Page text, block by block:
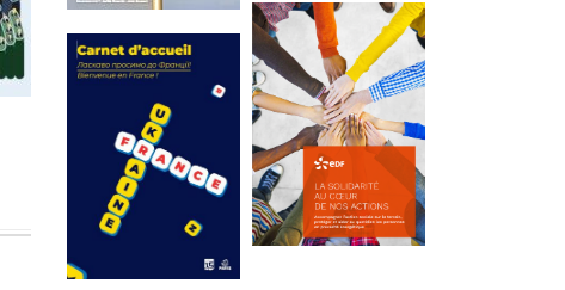
Statut de
l’élu local
Mise à jour avril
2024
FEUILLETER
La
prévention
des conflits
d’intérêts
18 septembre 2023
FEUILLETER